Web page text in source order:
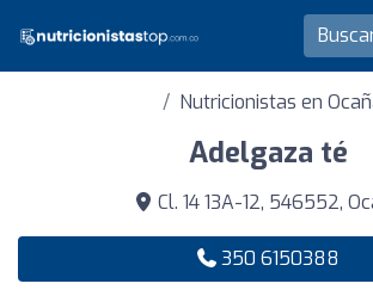
Nutricionistas en
Adelgaza té
Cl. 14 13A-12, 546552,
350 6150388